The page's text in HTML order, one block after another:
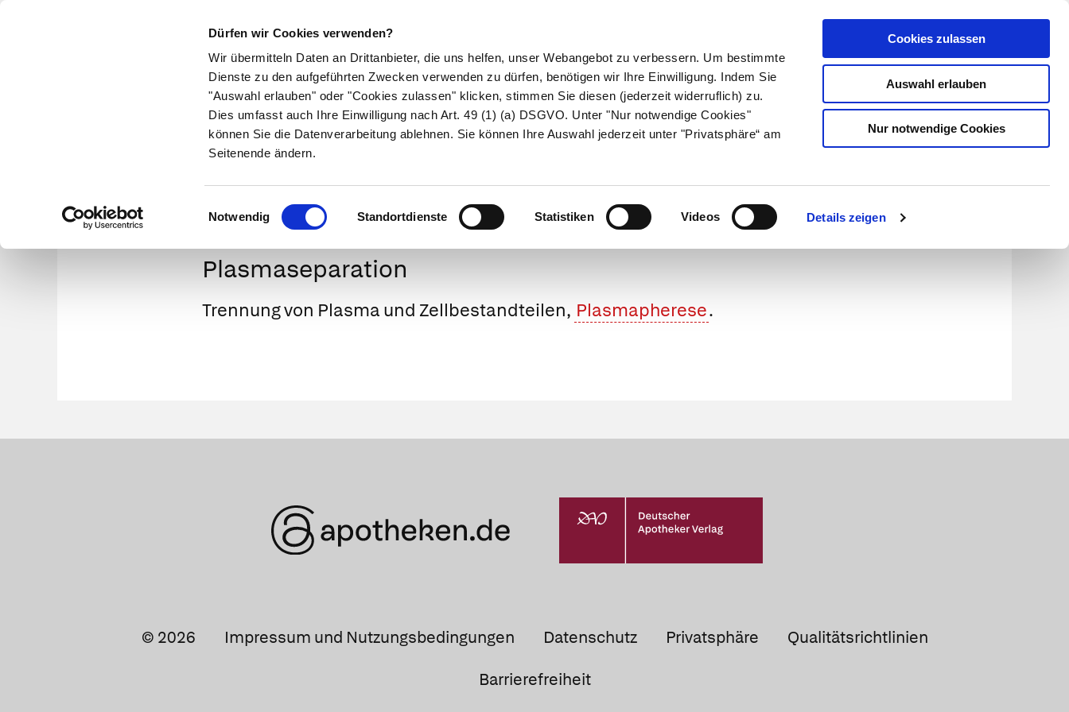
Dürfen wir Cookies verwenden?
Wir übermitteln Daten an Drittanbieter, die uns helfen, unser Webangebot zu verbessern. Um bestimmte
Dienste zu den aufgeführten Zwecken verwenden zu dürfen, benötigen wir Ihre Einwilligung. Indem Sie
"Auswahl erlauben" oder "Cookies zulassen" klicken, stimmen Sie diesen (jederzeit widerruflich) zu.
Dies umfasst auch Ihre Einwilligung nach Art. 49 (1) (a) DSGVO. Unter "Nur notwendige Cookies"
können Sie die Datenverarbeitung ablehnen. Sie können Ihre Auswahl jederzeit unter "Privatsphäre“ am
Seitenende ändern.
Einwilligungsauswahl
Notwendig Standortdienste Statistiken Videos Details zeigen
Cookies zulassen
Auswahl erlauben
Nur notwendige Cookies
Kundenlogin
Suche
Symptome Therapie Medikamente Naturheilkunde Eltern & Kind Gesund leben Über uns
Medizinlexikon
Plasmaseparation
Trennung von Plasma und Zellbestandteilen, Plasmapherese.
© 2026 Impressum und Nutzungsbedingungen Datenschutz Privatsphäre Qualitätsrichtlinien
Barrierefreiheit